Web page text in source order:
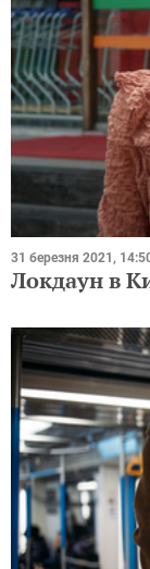
31 березня 2021,
Локдаун в